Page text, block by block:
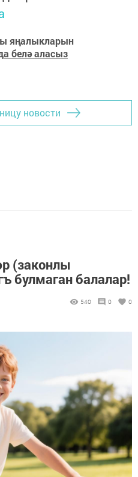
яңалыкларын
белә аласыз
новости
(законлы
булмаган балалар!
540 0 0